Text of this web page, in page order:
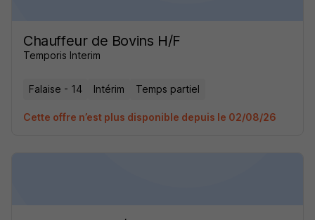
Chauffeur de Bovins H/F
Temporis Interim
Falaise - 14 Intérim Temps partiel
Cette offre n’est plus disponible depuis le 02/08/26